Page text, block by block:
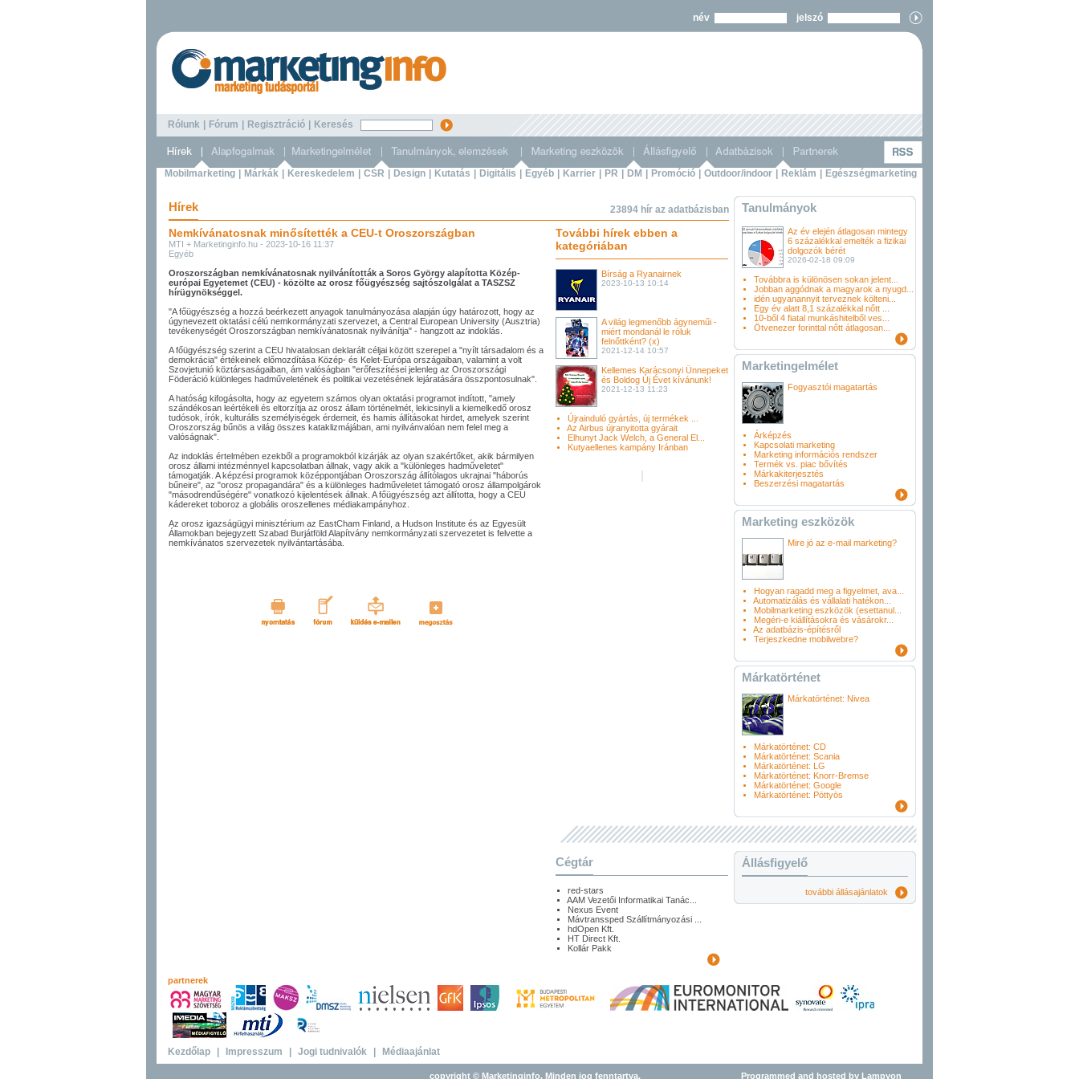
név jelszó
Rólunk Fórum Regisztráció Keresés
Mobilmarketing Márkák Kereskedelem CSR Design Kutatás Digitális Egyéb Karrier PR DM Promóció Outdoor/indoor Reklám Egészségmarketing
Hírek 23894 hír az adatbázisban Tanulmányok
Nemkívánatosnak minősítették a CEU-t Oroszországban
MTI + Marketinginfo.hu - 2023-10-16 11:37
Egyéb
Oroszországban nemkívánatosnak nyilvánították a Soros György alapította Közép-
európai Egyetemet (CEU) - közölte az orosz főügyészség sajtószolgálat a TASZSZ
hírügynökséggel.
"A főügyészség a hozzá beérkezett anyagok tanulmányozása alapján úgy határozott, hogy az
úgynevezett oktatási célú nemkormányzati szervezet, a Central European University (Ausztria)
tevékenységét Oroszországban nemkívánatosnak nyilvánítja" - hangzott az indoklás.
A főügyészség szerint a CEU hivatalosan deklarált céljai között szerepel a "nyílt társadalom és a
demokrácia" értékeinek előmozdítása Közép- és Kelet-Európa országaiban, valamint a volt
Szovjetunió köztársaságaiban, ám valóságban "erőfeszítései jelenleg az Oroszországi
Föderáció különleges hadműveletének és politikai vezetésének lejáratására összpontosulnak".
A hatóság kifogásolta, hogy az egyetem számos olyan oktatási programot indított, "amely
szándékosan leértékeli és eltorzítja az orosz állam történelmét, lekicsinyli a kiemelkedő orosz
tudósok, írók, kulturális személyiségek érdemeit, és hamis állításokat hirdet, amelyek szerint
Oroszország bűnös a világ összes kataklizmájában, ami nyilvánvalóan nem felel meg a
valóságnak".
Az indoklás értelmében ezekből a programokból kizárják az olyan szakértőket, akik bármilyen
orosz állami intézménnyel kapcsolatban állnak, vagy akik a "különleges hadműveletet"
támogatják. A képzési programok középpontjában Oroszország állítólagos ukrajnai "háborús
bűneire", az "orosz propagandára" és a különleges hadműveletet támogató orosz állampolgárok
"másodrendűségére" vonatkozó kijelentések állnak. A főügyészség azt állította, hogy a CEU
kádereket toboroz a globális oroszellenes médiakampányhoz.
Az orosz igazságügyi minisztérium az EastCham Finland, a Hudson Institute és az Egyesült
Államokban bejegyzett Szabad Burjátföld Alapítvány nemkormányzati szervezetet is felvette a
nemkívánatos szervezetek nyilvántartásába.
További hírek ebben a
kategóriában
Bírság a Ryanairnek
2023-10-13 10:14
A világ legmenőbb ágyneműi -
miért mondanál le róluk
felnőttként? (x)
2021-12-14 10:57
Kellemes Karácsonyi Ünnepeket
és Boldog Új Évet kívánunk!
2021-12-13 11:23
Újrainduló gyártás, új termékek ...
Az Airbus újranyitotta gyárait
Elhunyt Jack Welch, a General El...
Kutyaellenes kampány Iránban
Az év elején átlagosan mintegy
6 százalékkal emelték a fizikai
dolgozók bérét
2026-02-18 09:09
Továbbra is különösen sokan jelent...
Jobban aggódnak a magyarok a nyugd...
idén ugyanannyit terveznek költeni...
Egy év alatt 8,1 százalékkal nőtt ...
10-ből 4 fiatal munkáshitelből ves...
Ötvenezer forinttal nőtt átlagosan...
Marketingelmélet
Fogyasztói magatartás
Árképzés
Kapcsolati marketing
Marketing információs rendszer
Termék vs. piac bővítés
Márkakiterjesztés
Beszerzési magatartás
Marketing eszközök
Mire jó az e-mail marketing?
Hogyan ragadd meg a figyelmet, ava...
Automatizálás és vállalati hatékon...
Mobilmarketing eszközök (esettanul...
Megéri-e kiállításokra és vásárokr...
Az adatbázis-építésről
Terjeszkedne mobilwebre?
Márkatörténet
Márkatörténet: Nivea
Márkatörténet: CD
Márkatörténet: Scania
Márkatörténet: LG
Márkatörténet: Knorr-Bremse
Márkatörténet: Google
Márkatörténet: Pöttyös
Cégtár
red-stars
AAM Vezetői Informatikai Tanác...
Nexus Event
Mávtranssped Szállítmányozási ...
hdOpen Kft.
HT Direct Kft.
Kollár Pakk
Állásfigyelő
további állásajánlatok
partnerek
Kezdőlap Impresszum Jogi tudnivalók Médiaajánlat
copyright © Marketinginfo. Minden jog fenntartva. Programmed and hosted by Lampyon